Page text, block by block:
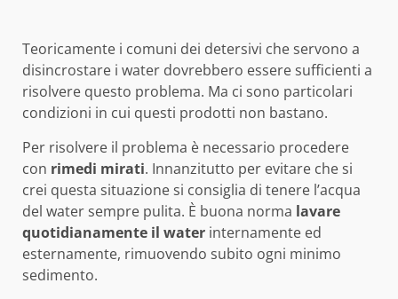
Teoricamente i comuni dei detersivi che servono a
disincrostare i water dovrebbero essere sufficienti a
risolvere questo problema. Ma ci sono particolari
condizioni in cui questi prodotti non bastano.
Per risolvere il problema è necessario procedere
con rimedi mirati. Innanzitutto per evitare che si
crei questa situazione si consiglia di tenere l’acqua
del water sempre pulita. È buona norma lavare
quotidianamente il water internamente ed
esternamente, rimuovendo subito ogni minimo
sedimento.